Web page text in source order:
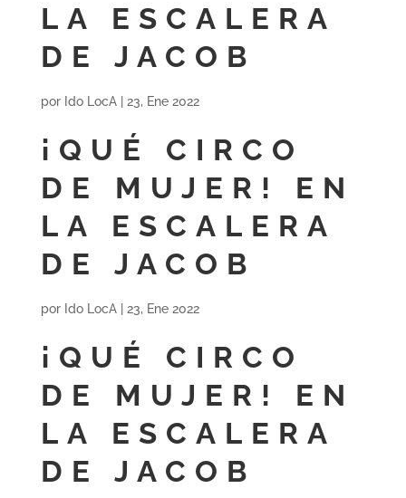
LA ESCALERA
DE JACOB
por Ido LocA| 23, Ene 2022
¡QUÉ CIRCO
DE MUJER! EN
LA ESCALERA
DE JACOB
por Ido LocA| 23, Ene 2022
¡QUÉ CIRCO
DE MUJER! EN
LA ESCALERA
DE JACOB